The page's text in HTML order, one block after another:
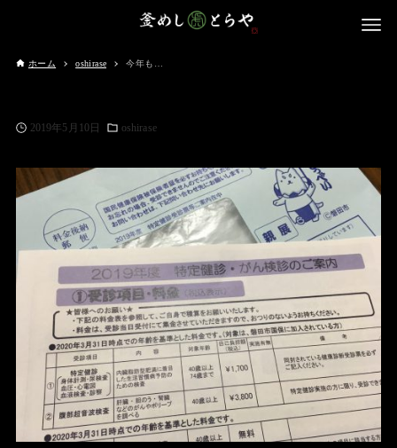
ホーム oshirase 今年も…
2019年5月10日 oshirase